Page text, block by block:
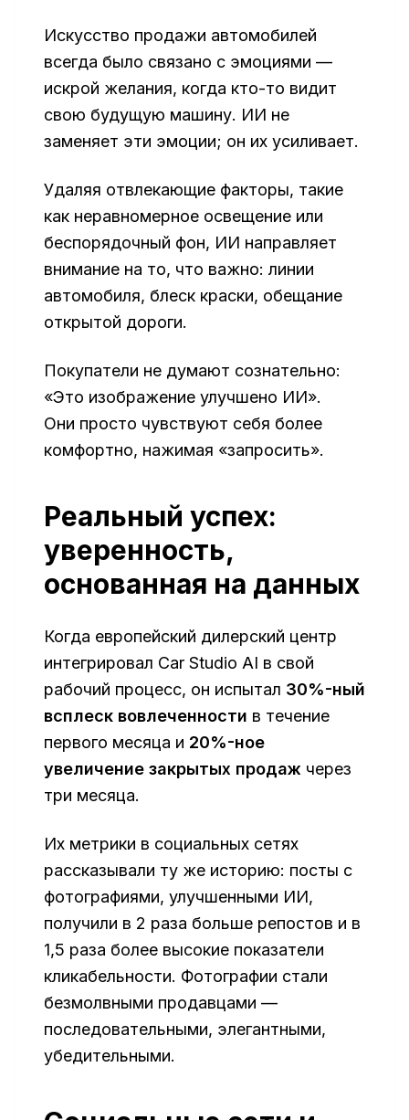
Искусство продажи автомобилей
всегда было связано с эмоциями —
искрой желания, когда кто-то видит
свою будущую машину. ИИ не
заменяет эти эмоции; он их усиливает.
Удаляя отвлекающие факторы, такие
как неравномерное освещение или
беспорядочный фон, ИИ направляет
внимание на то, что важно: линии
автомобиля, блеск краски, обещание
открытой дороги.
Покупатели не думают сознательно:
«Это изображение улучшено ИИ».
Они просто чувствуют себя более
комфортно, нажимая «запросить».
Реальный успех:
уверенность,
основанная на данных
Когда европейский дилерский центр
интегрировал Car Studio AI в свой
рабочий процесс, он испытал 30%-ный
всплеск вовлеченности в течение
первого месяца и 20%-ное
увеличение закрытых продаж через
три месяца.
Их метрики в социальных сетях
рассказывали ту же историю: посты с
фотографиями, улучшенными ИИ,
получили в 2 раза больше репостов и в
1,5 раза более высокие показатели
кликабельности. Фотографии стали
безмолвными продавцами —
последовательными, элегантными,
убедительными.